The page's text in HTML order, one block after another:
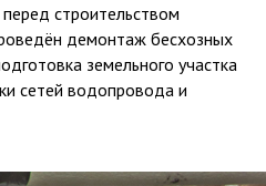
строительством
демонтаж бесхозных
земельного участка
сетей водопровода и